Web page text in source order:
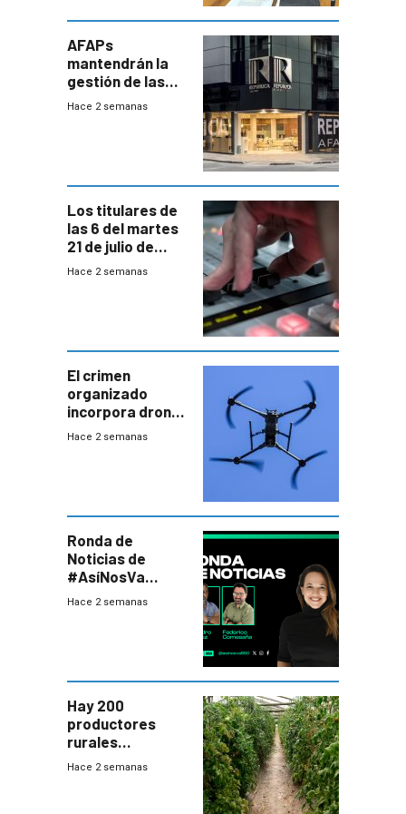
AFAPs
mantendrán la
gestión de las
cuentas
Hace 2 semanas
Los titulares de
las 6 del martes
21 de julio de
2026
Hace 2 semanas
El crimen
organizado
incorpora drones
y abre un nuevo
Hace 2 semanas
Ronda de
Noticias de
#AsíNosVa
(20/7/26)
Hace 2 semanas
Hay 200
productores
rurales
afectados tras
Hace 2 semanas